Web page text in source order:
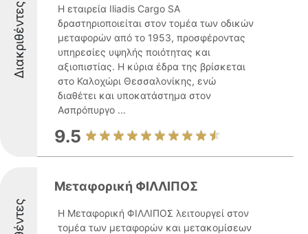
Διακριθέντες
Η εταιρεία Iliadis Cargo SA
δραστηριοποιείται στον τομέα των οδικών
μεταφορών από το 1953, προσφέροντας
υπηρεσίες υψηλής ποιότητας και
αξιοπιστίας. Η κύρια έδρα της βρίσκεται
στο Καλοχώρι Θεσσαλονίκης, ενώ
διαθέτει και υποκατάστημα στον
Ασπρόπυργο ...
9.5
Μεταφορική ΦΙΛΛΙΠΟΣ
Η Μεταφορική ΦΙΛΛΙΠΟΣ λειτουργεί στον
τομέα των μεταφορών και μετακομίσεων